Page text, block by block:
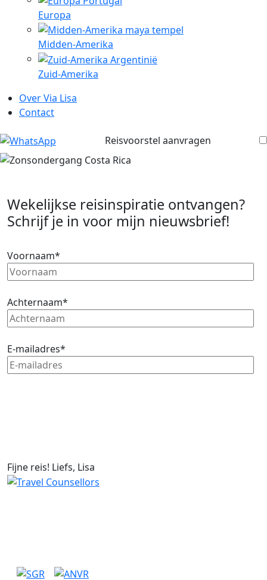
Europa
Midden-Amerika
Zuid-Amerika
Over Via Lisa
Contact
Reisvoorstel aanvragen
Wekelijkse reisinspiratie ontvangen?
Schrijf je in voor mijn nieuwsbrief!
Voornaam*
Achternaam*
E-mailadres*
Fijne reis! Liefs, Lisa